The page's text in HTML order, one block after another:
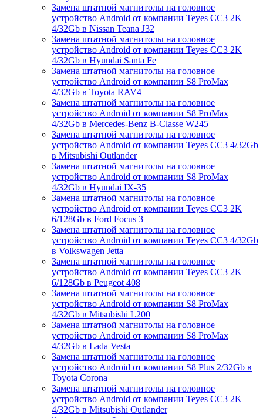
Замена штатной магнитолы на головное
устройство Android от компании Teyes CC3 2K
4/32Gb в Nissan Teana J32
Замена штатной магнитолы на головное
устройство Android от компании Teyes CC3 2K
4/32Gb в Hyundai Santa Fe
Замена штатной магнитолы на головное
устройство Android от компании S8 ProMax
4/32Gb в Toyota RAV4
Замена штатной магнитолы на головное
устройство Android от компании S8 ProMax
4/32Gb в Mercedes-Benz B-Classe W245
Замена штатной магнитолы на головное
устройство Android от компании Teyes CC3 4/32Gb
в Mitsubishi Outlander
Замена штатной магнитолы на головное
устройство Android от компании S8 ProMax
4/32Gb в Hyundai IX-35
Замена штатной магнитолы на головное
устройство Android от компании Teyes CC3 2K
6/128Gb в Ford Focus 3
Замена штатной магнитолы на головное
устройство Android от компании Teyes CC3 4/32Gb
в Volkswagen Jetta
Замена штатной магнитолы на головное
устройство Android от компании Teyes CC3 2K
6/128Gb в Peugeot 408
Замена штатной магнитолы на головное
устройство Android от компании S8 ProMax
4/32Gb в Mitsubishi L200
Замена штатной магнитолы на головное
устройство Android от компании S8 ProMax
4/32Gb в Lada Vesta
Замена штатной магнитолы на головное
устройство Android от компании S8 Plus 2/32Gb в
Toyota Corona
Замена штатной магнитолы на головное
устройство Android от компании Teyes CC3 2K
4/32Gb в Mitsubishi Outlander